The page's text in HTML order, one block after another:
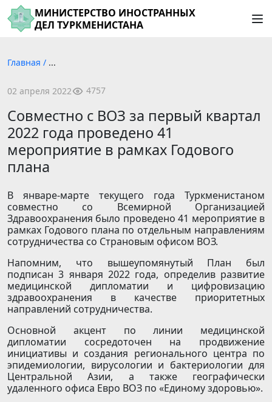
МИНИСТЕРСТВО ИНОСТРАННЫХ
ДЕЛ ТУРКМЕНИСТАНА
Главная / ...
02 апреля 2022 4757
Совместно с ВОЗ за первый квартал
2022 года проведено 41
мероприятие в рамках Годового
плана
В январе-марте текущего года Туркменистаном
совместно со Всемирной Организацией
Здравоохранения было проведено 41 мероприятие в
рамках Годового плана по отдельным направлениям
сотрудничества со Страновым офисом ВОЗ.
Напомним, что вышеупомянутый План был
подписан 3 января 2022 года, определив развитие
медицинской дипломатии и цифровизацию
здравоохранения в качестве приоритетных
направлений сотрудничества.
Основной акцент по линии медицинской
дипломатии сосредоточен на продвижение
инициативы и создания регионального центра по
эпидемиологии, вирусологии и бактериологии для
Центральной Азии, а также географически
удаленного офиса Евро ВОЗ по «Единому здоровью».